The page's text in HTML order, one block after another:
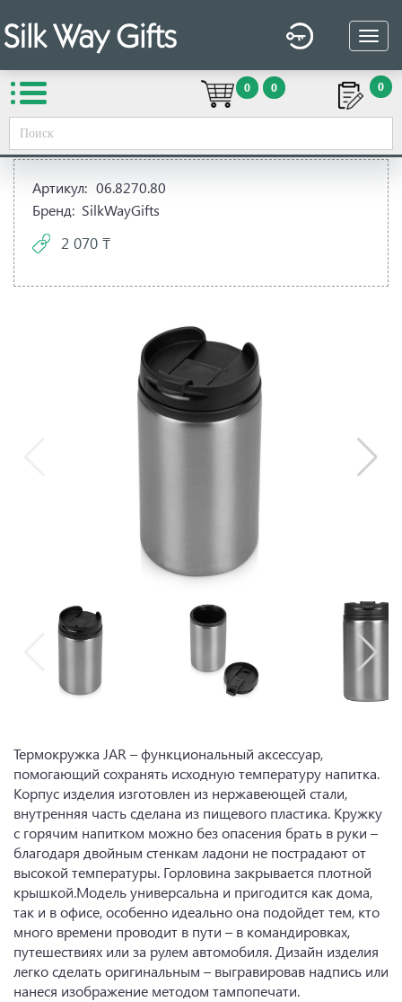
0 0 0
Вы здесь: Сувенирная продукция
Посуда→Термокружки и термосы→Термокружка 250 ml
Артикул: 06.8270.80
Бренд: SilkWayGifts
2 070 ₸
Термокружка JAR – функциональный аксессуар,
помогающий сохранять исходную температуру напитка.
Корпус изделия изготовлен из нержавеющей стали,
внутренняя часть сделана из пищевого пластика. Кружку
с горячим напитком можно без опасения брать в руки –
благодаря двойным стенкам ладони не пострадают от
высокой температуры. Горловина закрывается плотной
крышкой.Модель универсальна и пригодится как дома,
так и в офисе, особенно идеально она подойдет тем, кто
много времени проводит в пути – в командировках,
путешествиях или за рулем автомобиля. Дизайн изделия
легко сделать оригинальным – выгравировав надпись или
нанеся изображение методом тампопечати.